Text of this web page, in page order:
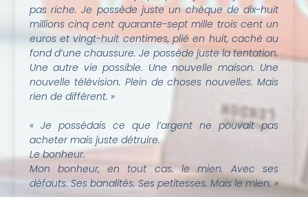
pas riche. Je possède juste un chèque de dix-huit
millions cinq cent quarante-sept mille trois cent un
euros et vingt-huit centimes, plié en huit, caché au
fond d’une chaussure. Je possède juste la tentation.
Une autre vie possible. Une nouvelle maison. Une
nouvelle télévision. Plein de choses nouvelles. Mais
rien de différent. »
« Je possédais ce que l’argent ne pouvait pas
acheter mais juste détruire.
Le bonheur.
Mon bonheur, en tout cas. le mien. Avec ses
défauts. Ses banalités. Ses petitesses. Mais le mien. »